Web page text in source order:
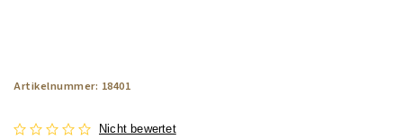
Artikelnummer: 18401
Nicht bewertet